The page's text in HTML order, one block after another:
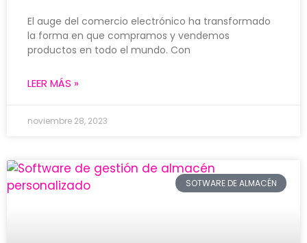
El auge del comercio electrónico ha transformado
la forma en que compramos y vendemos
productos en todo el mundo. Con
LEER MÁS »
noviembre 28, 2023
SOTWARE DE ALMACÉN